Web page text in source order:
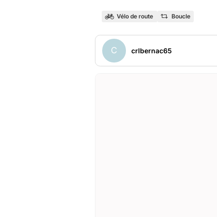
Vélo de route Boucle
C crlbernac65